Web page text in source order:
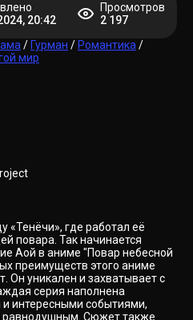
20:42
Просмотров
2 197
/ Гурман / Романтика/
мир
«Тенёчи», где работал её
повара. Так начинается
Аой в аниме "Повар небесной
преимуществ этого аниме
Он уникален и захватывает с
серия наполнена
интересными событиями,
равнодушным. Сюжет также